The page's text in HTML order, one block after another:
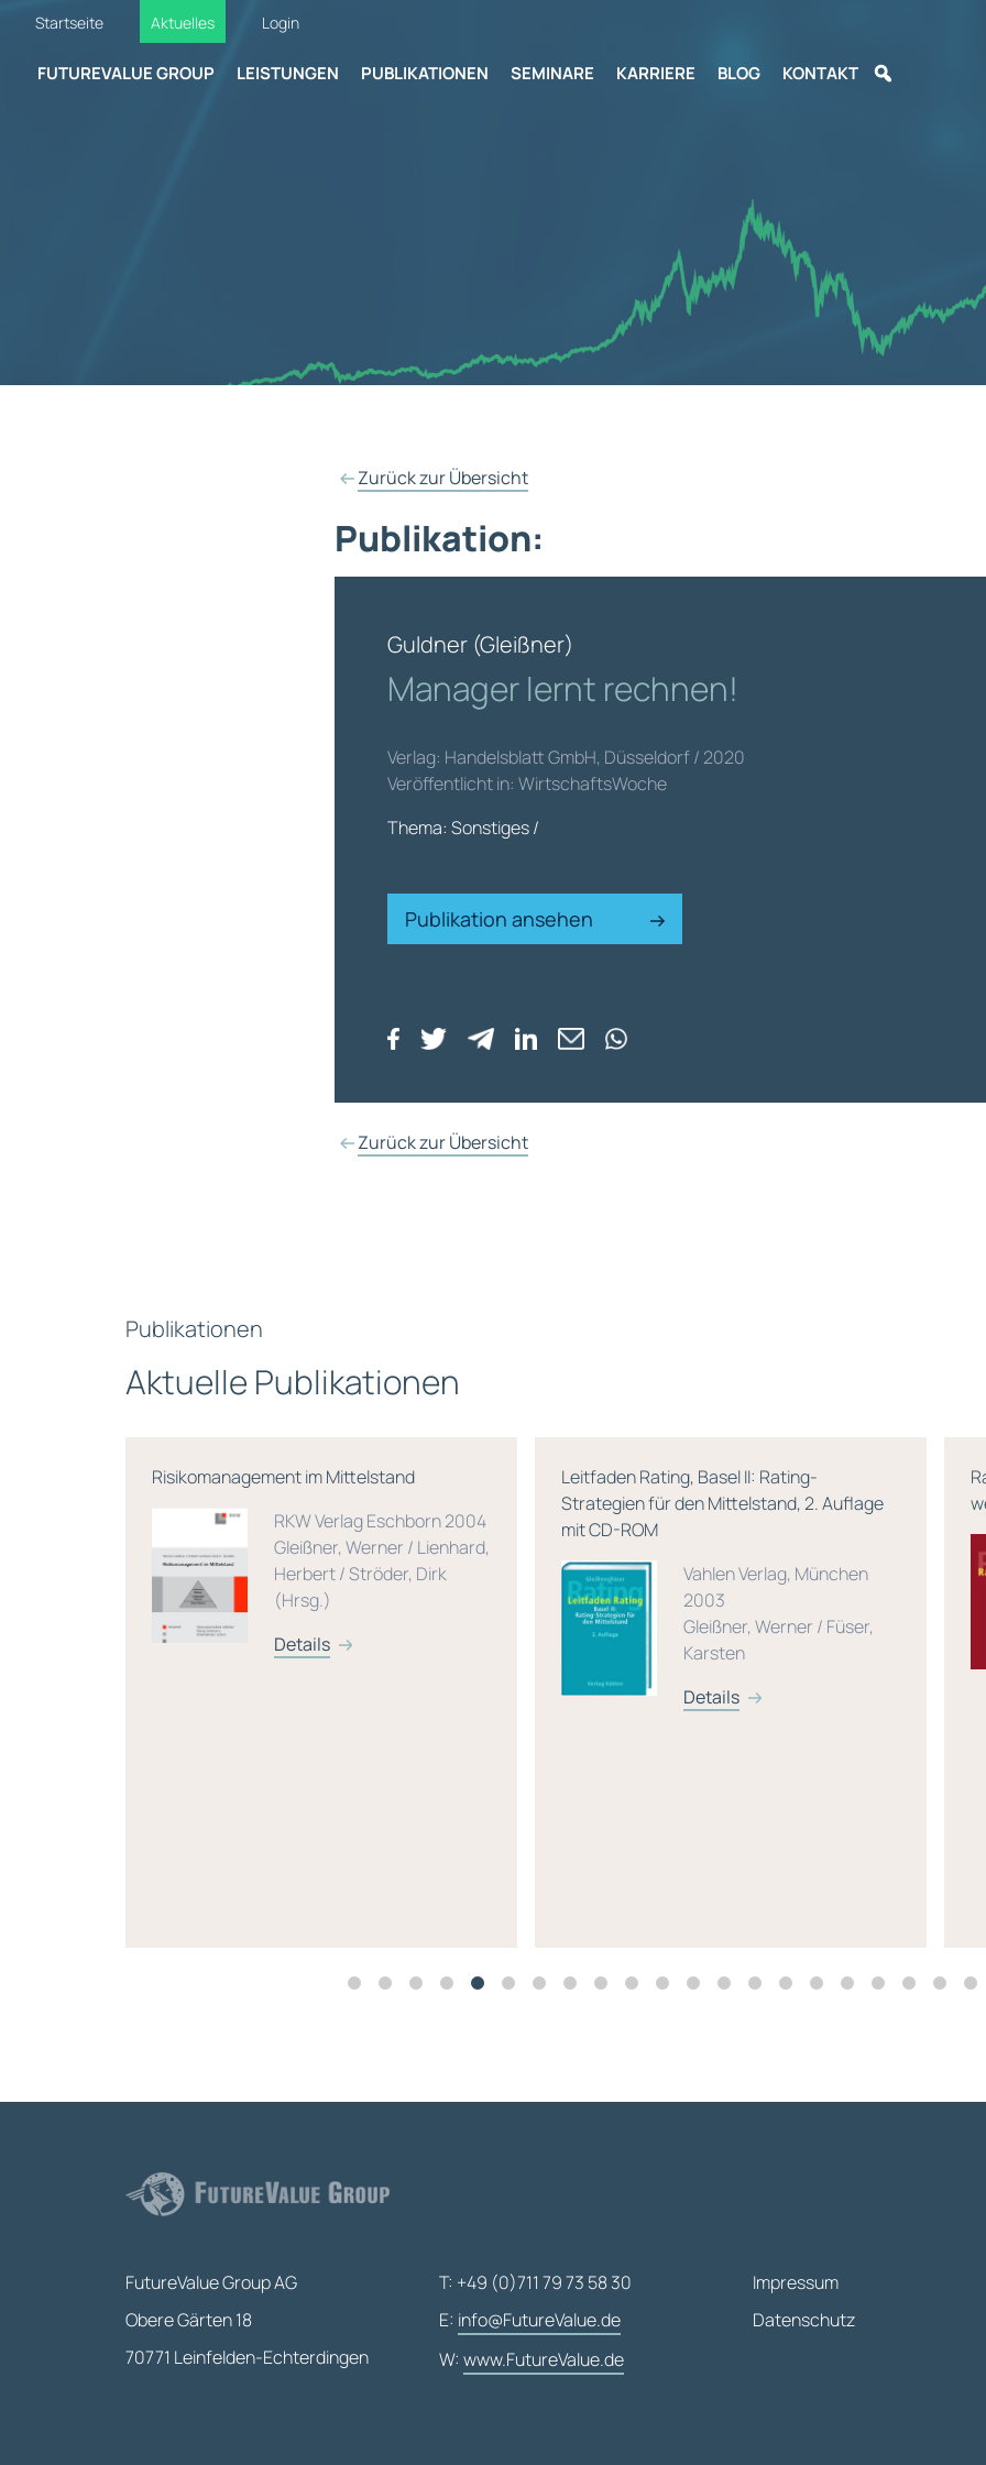
Startseite Aktuelles Login
FUTUREVALUE GROUP LEISTUNGEN PUBLIKATIONEN SEMINARE KARRIERE BLOG KONTAKT
Zurück zur Übersicht
Publikation:
Guldner (Gleißner)
Manager lernt rechnen!
Verlag: Handelsblatt GmbH, Düsseldorf / 2020
Veröffentlicht in: WirtschaftsWoche
Thema: Sonstiges /
Publikation ansehen
Zurück zur Übersicht
Publikationen
Aktuelle Publikationen
Leitfaden Rating, Basel II: Rating-
mit CD-ROM
Vahlen Verlag, München
2003
Karsten
Rating Software – Welche Produkte nutzen
wem ?
2007
Gleißner, Werner / Everling,
Oliver
FutureValue Group AG
Obere Gärten 18
70771 Leinfelden-Echterdingen
T: +49 (0)711 79 73 58 30
E: info@FutureValue.de
W: www.FutureValue.de
Impressum
Datenschutz